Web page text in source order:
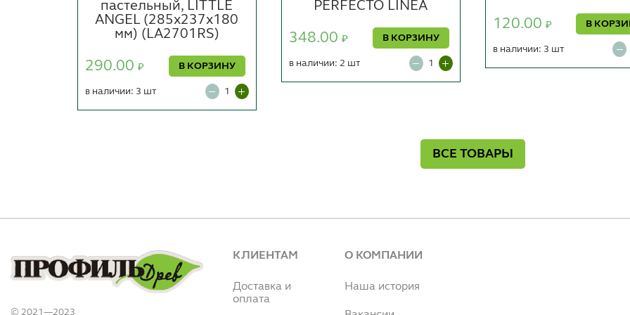
пастельный, LITTLE
ANGEL (285х237х180
мм) (LA2701RS)
290.00 ₽ В КОРЗИНУ
в наличии: 3 шт
PERFECTO LINEA
348.00 ₽ В КОРЗИНУ
в наличии: 2 шт
120.00 ₽ В
в наличии: 3 шт
ВСЕ ТОВАРЫ
© 2021—2023
КЛИЕНТАМ
Доставка и
оплата
О КОМПАНИИ
Наша история